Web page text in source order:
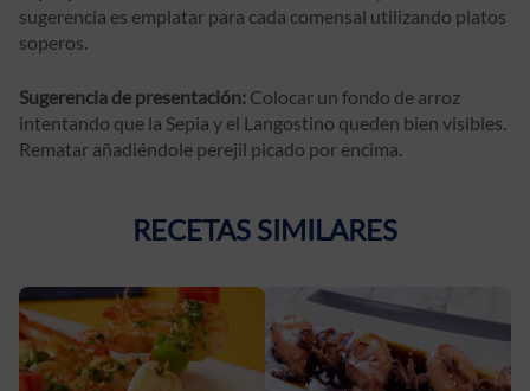
sugerencia es emplatar para cada comensal utilizando platos
soperos.
Sugerencia de presentación: Colocar un fondo de arroz
intentando que la Sepia y el Langostino queden bien visibles.
Rematar añadiéndole perejil picado por encima.
RECETAS SIMILARES